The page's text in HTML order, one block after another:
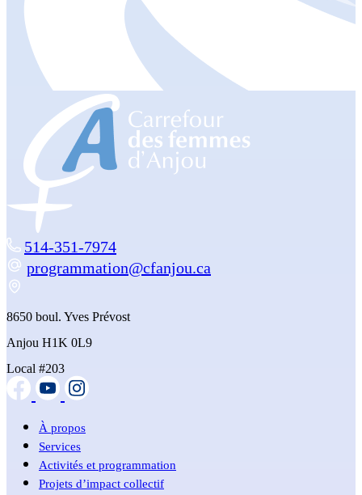
514-351-7974
programmation@cfanjou.ca
8650 boul. Yves Prévost
Anjou H1K 0L9
Local #203
À propos
Services
Activités et programmation
Projets d’impact collectif